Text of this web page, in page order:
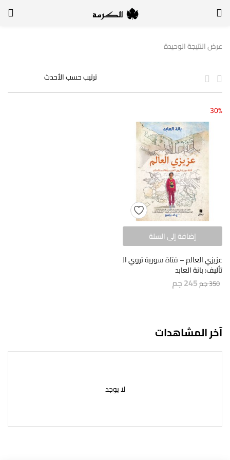
لتسجيل الدخول, أدخل اسم المستخدم وكلمة السر
تذكر بياناتي
عرض النتيجة الوحيدة
30%
إضافة إلى السلة
عزيزي العالم – فتاة سورية تروي الحرب وتطالب بالسلام
تأليف: بانة العابد
350جم245جم
آخر المشاهدات
لا يوجد